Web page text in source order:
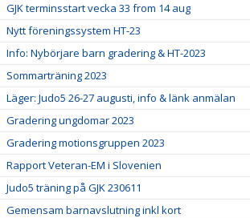
GJK terminsstart vecka 33 from 14 aug
Nytt föreningssystem HT-23
Info: Nybörjare barn gradering & HT-2023
Sommarträning 2023
Läger: Judo5 26-27 augusti, info & länk anmälan
Gradering ungdomar 2023
Gradering motionsgruppen 2023
Rapport Veteran-EM i Slovenien
Judo5 träning på GJK 230611
Gemensam barnavslutning inkl kort